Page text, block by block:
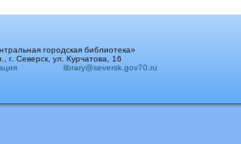
городская библиотека»
г. Северск, ул. Курчатова, 16
library@seversk.gov70.ru